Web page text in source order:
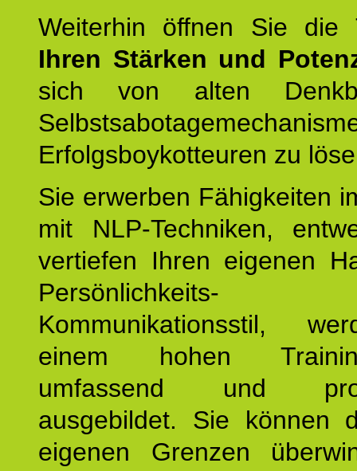
Weiterhin öffnen Sie
Ihren Stärken und
sich von alten
Erfolgsboykotteuren zu
Sie erwerben Fähigkeiten
mit NLP-Techniken,
vertiefen Ihren eigenen
Kommunikationsstil,
einem hohen
umfassend und
ausgebildet. Sie können
eigenen Grenzen